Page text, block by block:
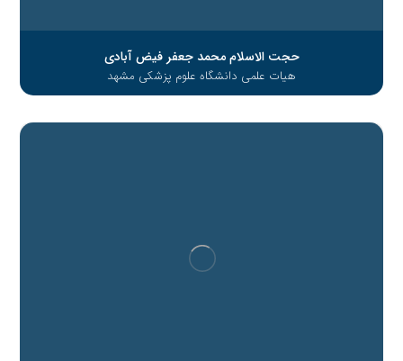
حجت الاسلام محمد جعفر فیض آبادی
هیات علمی دانشگاه علوم پزشکی مشهد